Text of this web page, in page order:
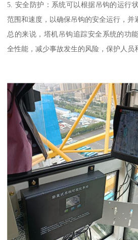
5. 安全防护：系统可以根据吊钩的运行
范围和速度，以确保吊钩的安全运行，并
总的来说，塔机吊钩追踪安全系统的功
全性能，减少事故发生的风险，保护人员